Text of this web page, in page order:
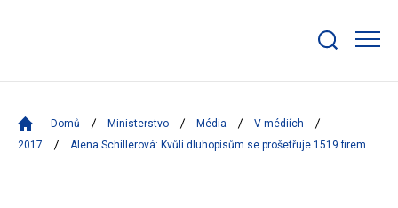
bar
Domů Ministerstvo Média
V médiích
2017
Alena Schillerová: Kvůli dluhopisům se prošetřuje 1519 firem